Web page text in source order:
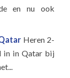
en nu ook
Heren 2-
in in Qatar bij